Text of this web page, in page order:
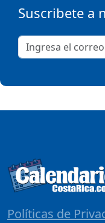
Suscribete a
Políticas de